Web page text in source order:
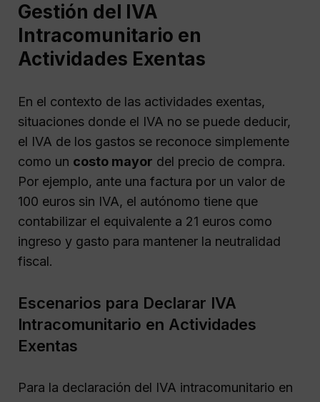
Gestión del IVA
Intracomunitario en
Actividades Exentas
En el contexto de las actividades exentas,
situaciones donde el IVA no se puede deducir,
el IVA de los gastos se reconoce simplemente
como un costo mayor del precio de compra.
Por ejemplo, ante una factura por un valor de
100 euros sin IVA, el autónomo tiene que
contabilizar el equivalente a 21 euros como
ingreso y gasto para mantener la neutralidad
fiscal.
Escenarios para Declarar IVA
Intracomunitario en Actividades
Exentas
Para la declaración del IVA intracomunitario en